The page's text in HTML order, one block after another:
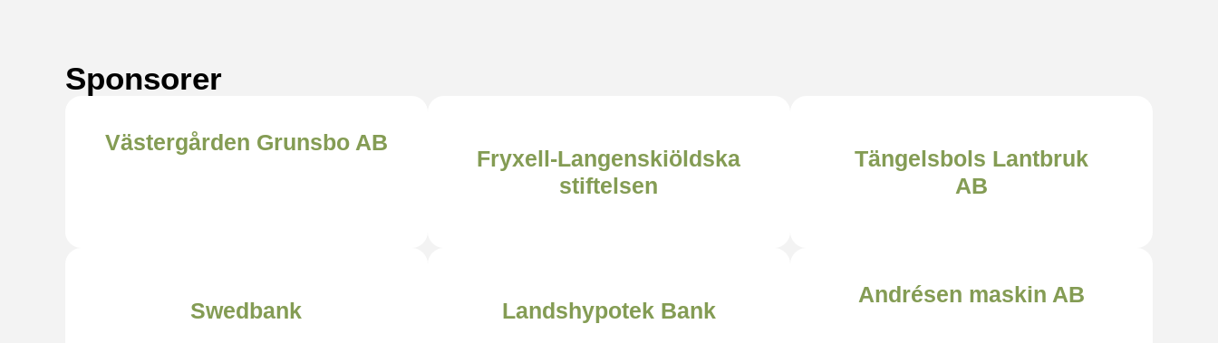
Sponsorer
Västergården Grunsbo AB
Fryxell-Langenskiöldska
stiftelsen
Tängelsbols Lantbruk
AB
Swedbank Landshypotek Bank
Andrésen maskin AB